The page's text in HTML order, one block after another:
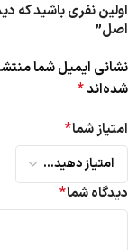
اولین نفری باشید که
اصل”
نشانی ایمیل شما
شده‌اند*
امتیاز شما*
دیدگاه شما*